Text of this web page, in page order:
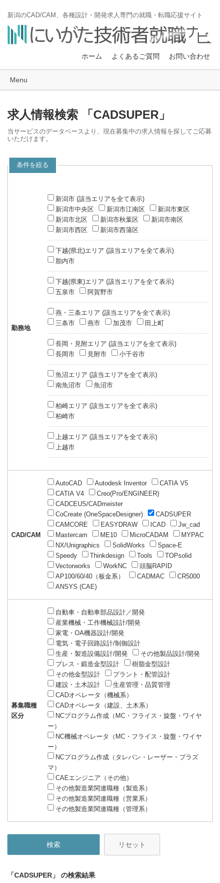
新潟のCAD/CAM、各種設計・開発求人専門の就職・転職応援サイト
ホーム よくあるご質問 お問い合わせ
Menu
求人情報検索 「CADSUPER」
当サービスのデータベースより、現在募集中の求人情報を探してご応募
いただけます。
条件を絞る
勤務地
新潟市 (該当エリアを全て表示)
新潟市中央区
新潟市江南区
新潟市東区
新潟市北区
新潟市秋葉区
新潟市南区
新潟市西区
新潟市西蒲区
下越(県北)エリア (該当エリアを全て表示)
胎内市
下越(県東)エリア (該当エリアを全て表示)
五泉市
阿賀野市
燕・三条エリア (該当エリアを全て表示)
三条市
燕市 加茂市 田上町
長岡・見附エリア (該当エリアを全て表示)
長岡市
見附市 小千谷市
魚沼エリア (該当エリアを全て表示)
南魚沼市
魚沼市
柏崎エリア (該当エリアを全て表示)
柏崎市
上越エリア (該当エリアを全て表示)
上越市
CAD/CAM
AutoCAD Autodesk Inventor
CATIA V5
CATIA V4
Creo(Pro/ENGINEER)
CADCEUS/CADmeister
CoCreate (OneSpaceDesigner)
CADSUPER
CAMCORE
EASYDRAW ICAD
Jw_cad
Mastercam
ME10 MicroCADAM
MYPAC
NX/Unigraphics
SolidWorks
Space-E
Speedy
Thinkdesign Tools
TOPsolid
Vectorworks
WorkNC
頭脳RAPID
AP100/60/40（板金系）
CADMAC
CR5000
ANSYS (CAE)
募集職種
区分
自動車・自動車部品設計／開発
産業機械・工作機械設計/開発
家電・OA機器設計/開発
電気・電子回路設計/制御設計
生産・製造設備設計/開発
その他製品設計/開発
プレス・鍛造金型設計
樹脂金型設計
その他金型設計
プラント・配管設計
建設・土木設計
生産管理・品質管理
CADオペレータ（機械系）
CADオペレータ（建設、土木系）
NCプログラム作成（MC・フライス・旋盤・ワイヤ
ー）
NC機械オペレータ（MC・フライス・旋盤・ワイヤ
ー）
NCプログラム作成（タレパン・レーザー・プラズ
マ）
CAEエンジニア（その他）
その他製造業関連職種（製造系）
その他製造業関連職種（営業系）
その他製造業関連職種（管理系）
リセット
「CADSUPER」 の検索結果